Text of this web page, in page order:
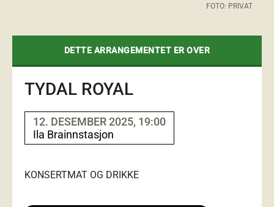
FOTO: PRIVAT
DETTE ARRANGEMENTET ER OVER
TYDAL ROYAL
12. DESEMBER 2025, 19:00
Ila Brainnstasjon
KONSERTMAT OG DRIKKE